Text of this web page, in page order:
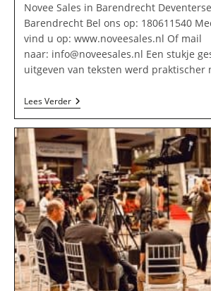
Novee Sales in Barendrecht
Barendrecht Bel ons op: 180611540
vind u op: www.noveesales.nl Of mail
naar: info@noveesales.nl Een stukje
uitgeven van teksten werd praktischer
Lees VerderNovee
Sales
Barendrecht